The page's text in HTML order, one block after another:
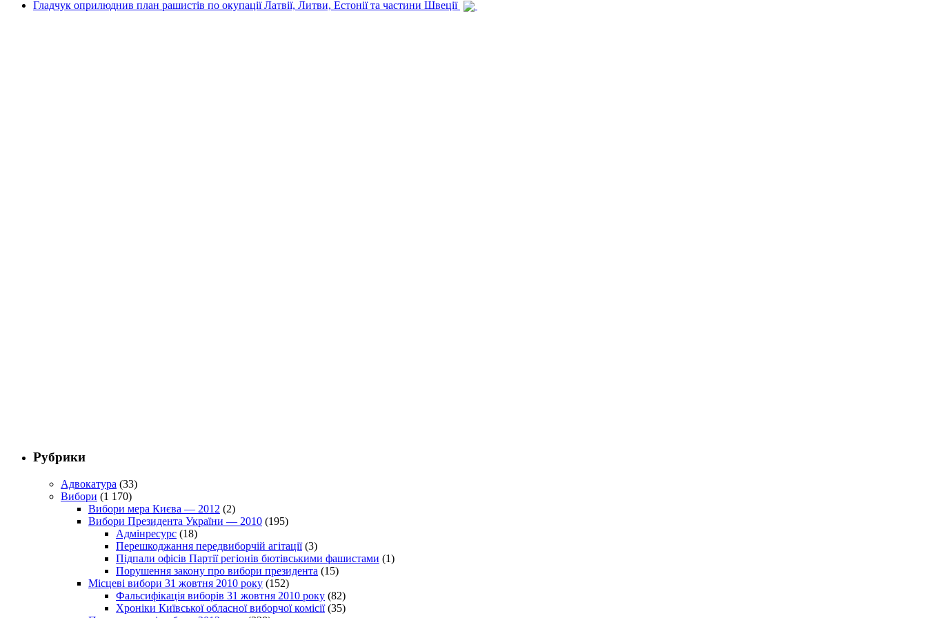
Гладчук оприлюднив план рашистів по окупації Латвії, Литви, Естонії та частини Швеції
Рубрики
Адвокатура (33)
Вибори (1 170)
Вибори мера Києва — 2012 (2)
Вибори Президента України — 2010 (195)
Адмінресурс (18)
Перешкоджання передвиборчій агітації(3)
Підпали офісів Партії регіонів бютівськими фашистами (1)
Порушення закону про вибори президента (15)
Місцеві вибори 31 жовтня 2010 року (152)
Фальсифікація виборів 31 жовтня 2010 року (82)
Хроніки Київської обласної виборчої комісії(35)